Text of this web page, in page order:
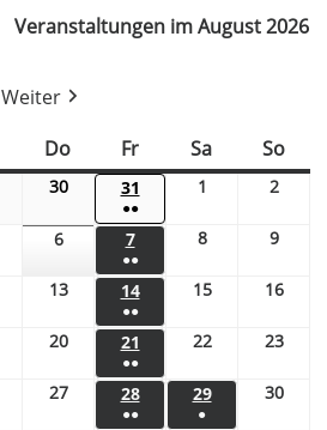
Veranstaltungen im August 2026
Weiter
Do Fr Sa So
30 31
●●
1 2
6 7
●●
8 9
13 14
●●
15 16
20 21
●●
22 23
27 28
●●
29
●
30